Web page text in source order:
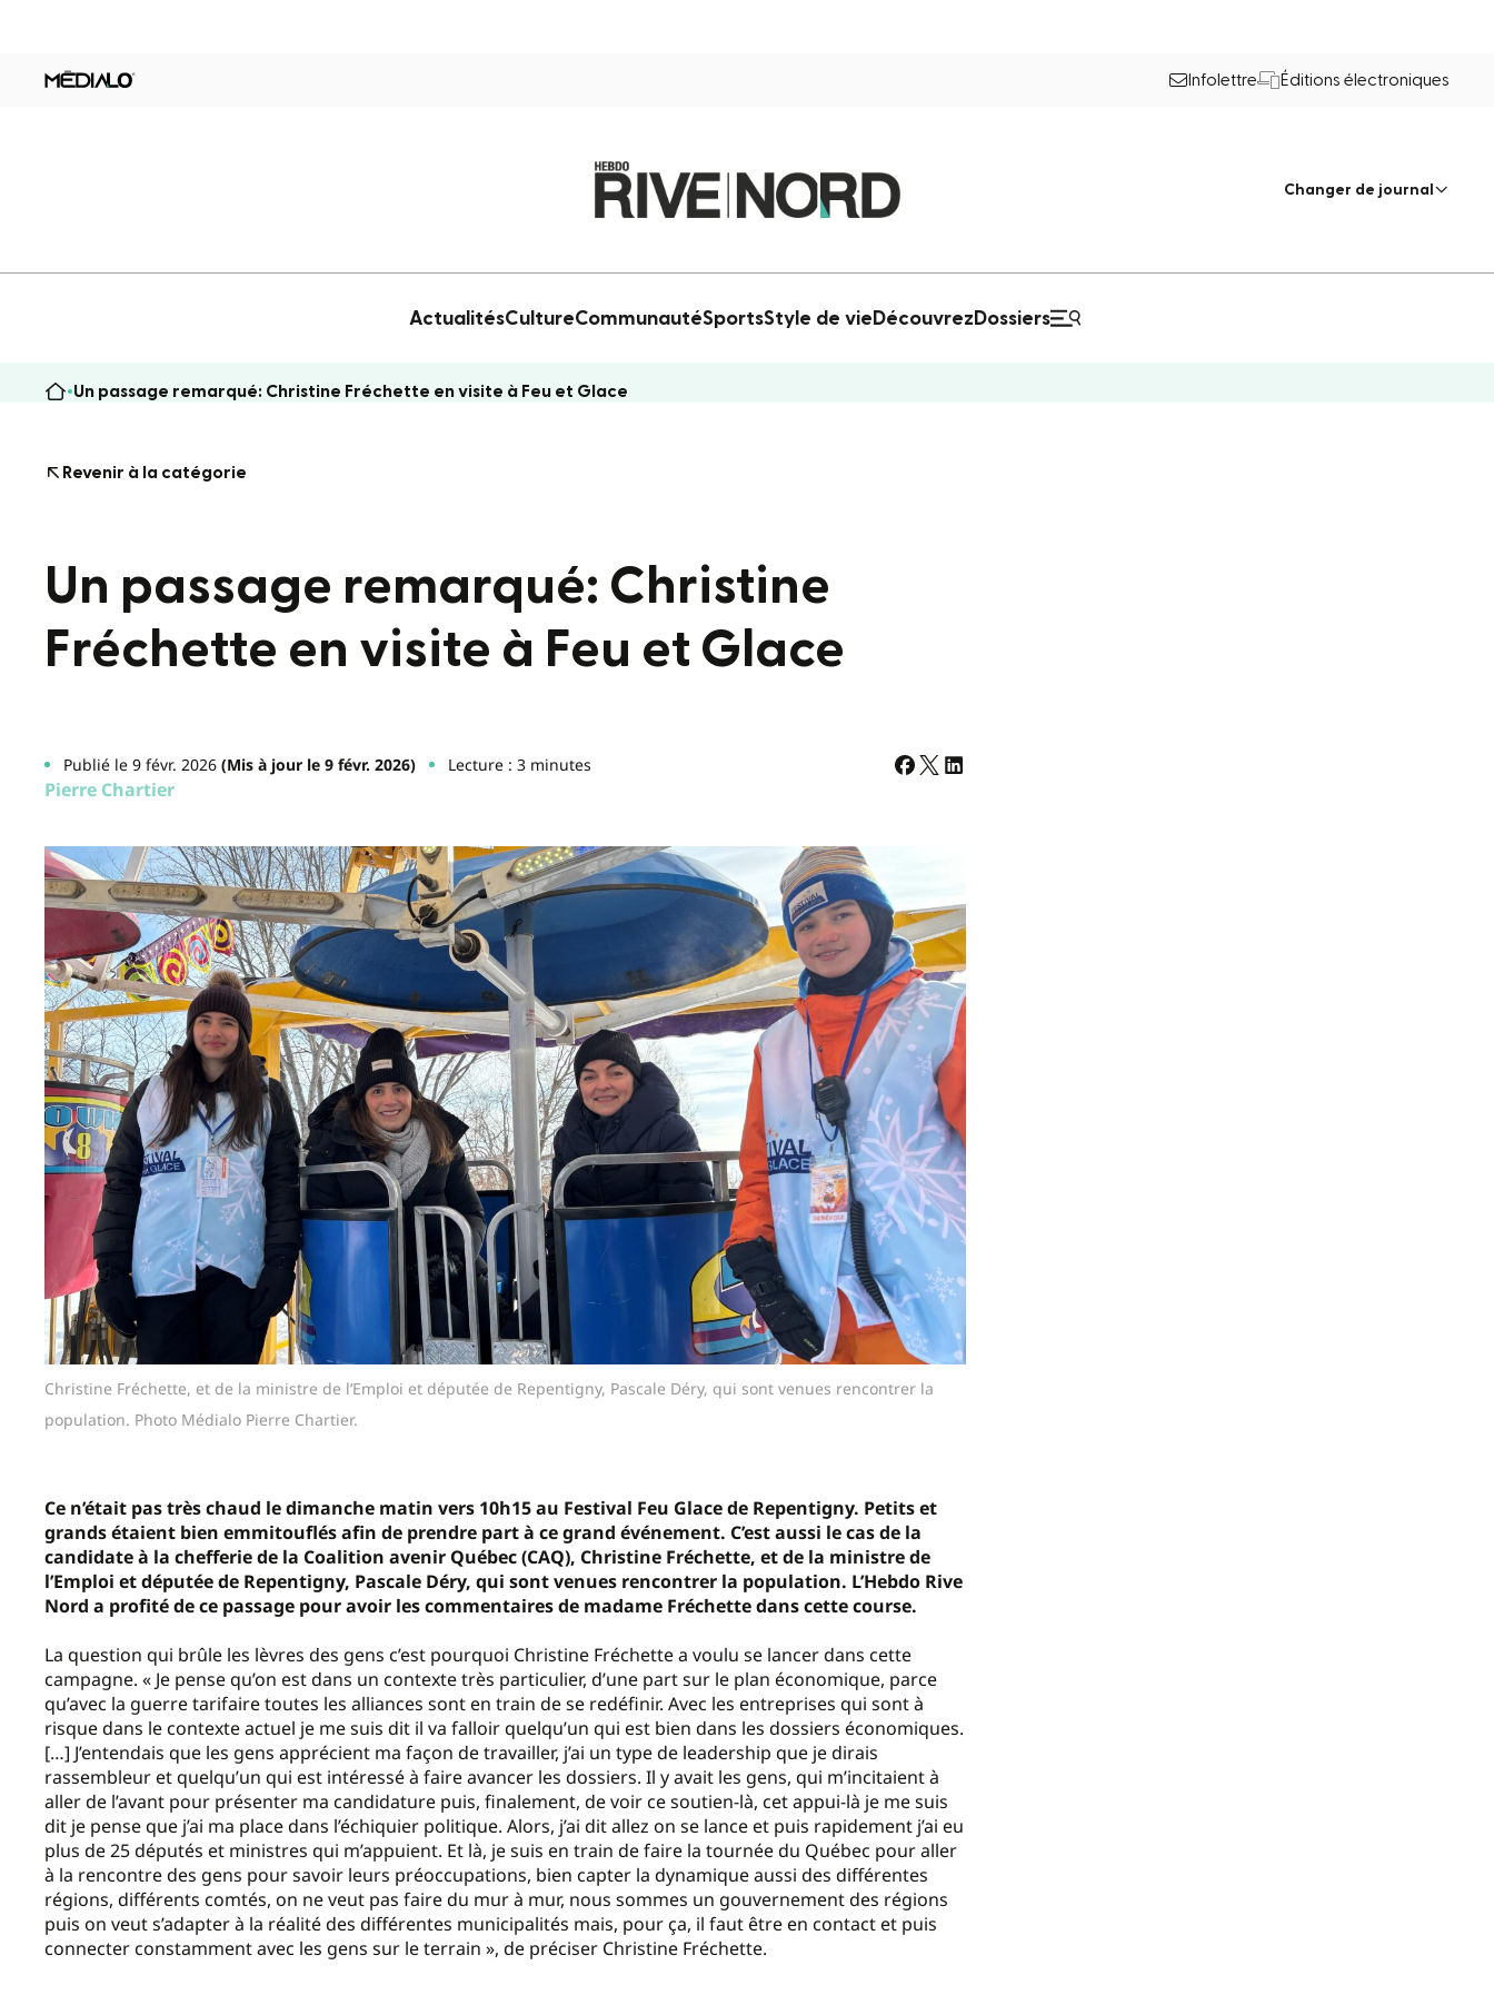
Infolettre Éditions électroniques
Changer de journal
ActualitésCultureCommunautéSportsStyle de vie Découvrez Dossiers
Un passage remarqué: Christine Fréchette en visite à Feu et Glace
Revenir à la catégorie
Un passage remarqué: Christine
Fréchette en visite à Feu et Glace
Publié le 9 févr. 2026(Mis à jour le 9 févr. 2026) Lecture : 3 minutes
Pierre Chartier
Christine Fréchette, et de la ministre de l’Emploi et députée de Repentigny, Pascale Déry, qui sont venues rencontrer la
population. Photo Médialo Pierre Chartier.
Ce n’était pas très chaud le dimanche matin vers 10h15 au Festival Feu Glace de Repentigny. Petits et
grands étaient bien emmitouflés afin de prendre part à ce grand événement. C’est aussi le cas de la
candidate à la chefferie de la Coalition avenir Québec (CAQ), Christine Fréchette, et de la ministre de
l’Emploi et députée de Repentigny, Pascale Déry, qui sont venues rencontrer la population. L’Hebdo Rive
Nord a profité de ce passage pour avoir les commentaires de madame Fréchette dans cette course.
La question qui brûle les lèvres des gens c’est pourquoi Christine Fréchette a voulu se lancer dans cette
campagne. « Je pense qu’on est dans un contexte très particulier, d’une part sur le plan économique, parce
qu’avec la guerre tarifaire toutes les alliances sont en train de se redéfinir. Avec les entreprises qui sont à
risque dans le contexte actuel je me suis dit il va falloir quelqu’un qui est bien dans les dossiers économiques.
[…] J’entendais que les gens apprécient ma façon de travailler, j’ai un type de leadership que je dirais
rassembleur et quelqu’un qui est intéressé à faire avancer les dossiers. Il y avait les gens, qui m’incitaient à
aller de l’avant pour présenter ma candidature puis, finalement, de voir ce soutien-là, cet appui-là je me suis
dit je pense que j’ai ma place dans l’échiquier politique. Alors, j’ai dit allez on se lance et puis rapidement j’ai eu
plus de 25 députés et ministres qui m’appuient. Et là, je suis en train de faire la tournée du Québec pour aller
à la rencontre des gens pour savoir leurs préoccupations, bien capter la dynamique aussi des différentes
régions, différents comtés, on ne veut pas faire du mur à mur, nous sommes un gouvernement des régions
puis on veut s’adapter à la réalité des différentes municipalités mais, pour ça, il faut être en contact et puis
connecter constamment avec les gens sur le terrain », de préciser Christine Fréchette.